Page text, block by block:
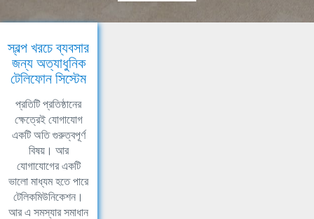
স্বল্প খরচে ব্যবসার
জন্য অত্যাধুনিক
টেলিফোন সিস্টেম
প্রতিটি প্রতিষ্ঠানের
ক্ষেত্রেই যোগাযোগ
একটি অতি গুরুত্বপূর্ণ
বিষয়। আর
যোগাযোগের একটি
ভালো মাধ্যম হতে পারে
টেলিকমিউনিকেশন।
আর এ সমস্যার সমাধান